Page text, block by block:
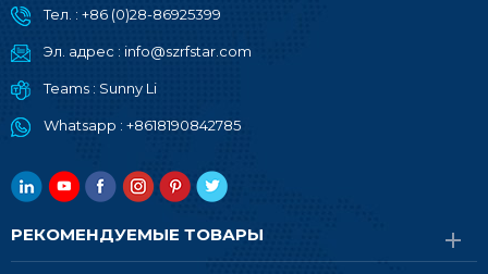
Тел. : +86 (0)28-86925399
Эл. адрес : info@szrfstar.com
Teams : Sunny Li
Whatsapp : +8618190842785
РЕКОМЕНДУЕМЫЕ ТОВАРЫ